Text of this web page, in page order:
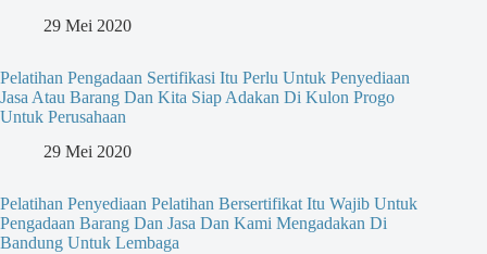
29 Mei 2020
Pelatihan Pengadaan Sertifikasi Itu Perlu Untuk Penyediaan
Jasa Atau Barang Dan Kita Siap Adakan Di Kulon Progo
Untuk Perusahaan
29 Mei 2020
Pelatihan Penyediaan Pelatihan Bersertifikat Itu Wajib Untuk
Pengadaan Barang Dan Jasa Dan Kami Mengadakan Di
Bandung Untuk Lembaga